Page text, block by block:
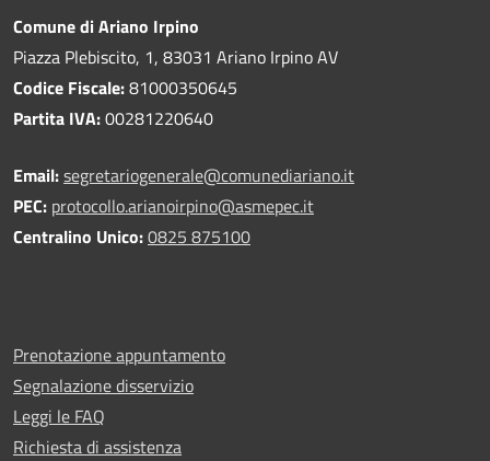
Comune di Ariano Irpino
Piazza Plebiscito, 1, 83031 Ariano Irpino AV
Codice Fiscale:81000350645
Partita IVA:00281220640
Email:segretariogenerale@comunediariano.it
PEC: protocollo.arianoirpino@asmepec.it
Centralino Unico:0825 875100
Prenotazione appuntamento
Segnalazione disservizio
Leggi le FAQ
Richiesta di assistenza